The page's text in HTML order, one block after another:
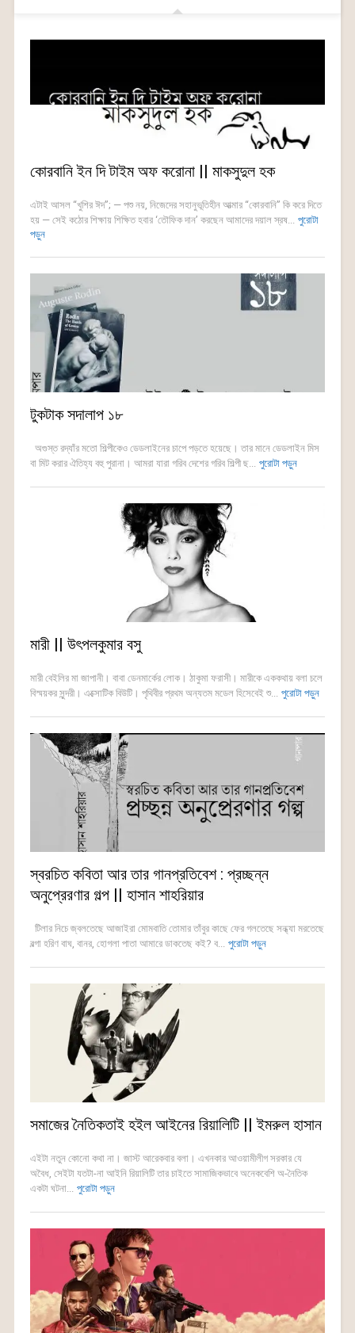
কোরবানি ইন দি টাইম অফ করোনা || মাকসুদুল হক
এটাই আসল “খুশির ঈদ”; — পশু নয়, নিজেদের সহানুভূতিহীন আত্মার “কোরবানি” কি করে দিতে
হয় — সেই কঠোর শিক্ষায় শিক্ষিত হবার ‘তৌফিক দান’ করছেন আমাদের দয়াল স্রষ... পুরোটা
পড়ুন
টুকটাক সদালাপ ১৮
অগুস্ত রদ্যাঁর মতো শিল্পীকেও ডেডলাইনের চাপে পড়তে হয়েছে। তার মানে ডেডলাইন মিস
বা মিট করার ঐতিহ্য বহু পুরানা। আমরা যারা গরিব দেশের গরিব শিল্পী ছ... পুরোটা পড়ুন
মারী || উৎপলকুমার বসু
মারী বেইলির মা জাপানী। বাবা ডেনমার্কের লোক। ঠাকুমা ফরাসী। মারীকে এককথায় বলা চলে
বিস্ময়কর সুন্দরী। এক্সোটিক বিউটি। পৃথিবীর প্রথম অন্যতম মডেল হিসেবেই শু... পুরোটা পড়ুন
স্বরচিত কবিতা আর তার গানপ্রতিবেশ : প্রচ্ছন্ন
অনুপ্রেরণার গল্প || হাসান শাহরিয়ার
টিলার নিচে জ্বলতেছে আজাইরা মোমবাতি তোমার তাঁবুর কাছে ফের গলতেছে সন্ধ্যা মরতেছে
বল্গা হরিণ বাঘ, বানর, হোগলা পাতা আমারে ডাকতেছ কই? ব... পুরোটা পড়ুন
সমাজের নৈতিকতাই হইল আইনের রিয়ালিটি || ইমরুল হাসান
এইটা নতুন কোনো কথা না। জাস্ট আরেকবার বলা। এখনকার আওয়ামীলীগ সরকার যে
অবৈধ, সেইটা যতটা-না আইনি রিয়ালিটি তার চাইতে সামাজিকভাবে অনেকবেশি অ-নৈতিক
একটা ঘটনা... পুরোটা পড়ুন